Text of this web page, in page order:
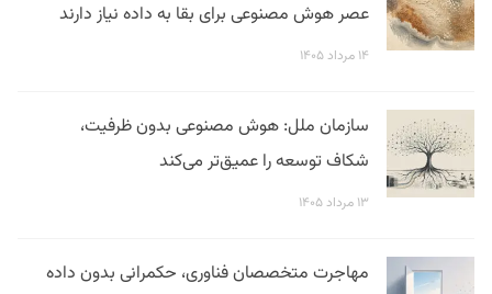
عصر هوش مصنوعی برای بقا به داده نیاز دارند
۱۴ مرداد ۱۴۰۵
سازمان ملل: هوش مصنوعی بدون ظرفیت،
شکاف توسعه را عمیق‌تر می‌کند
۱۳ مرداد ۱۴۰۵
مهاجرت متخصصان فناوری، حکمرانی بدون داده